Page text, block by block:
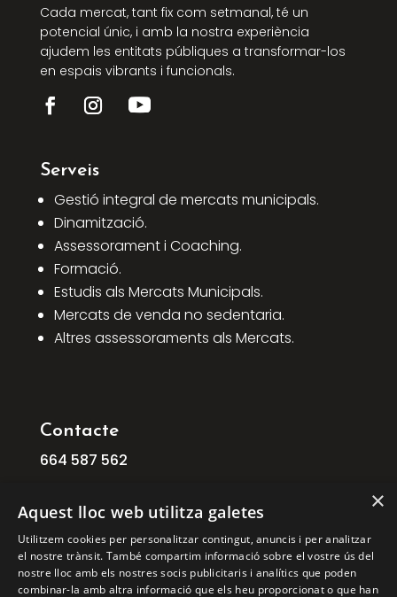
Cada mercat, tant fix com setmanal, té un
potencial únic, i amb la nostra experiència
ajudem les entitats públiques a transformar-los
en espais vibrants i funcionals.
Serveis
Gestió integral de mercats municipals.
Dinamització.
Assessorament i Coaching.
Formació.
Estudis als Mercats Municipals.
Mercats de venda no sedentaria.
Altres assessoraments als Mercats.
Contacte
664 587 562
C/ Mogoda, 1 08210 Barberà del Vallès
Barcelona
C/ Aribau, 168, 1º 1ª 08036 BARCELONA
×
Aquest lloc web utilitza galetes
Utilitzem cookies per personalitzar contingut, anuncis i per analitzar
el nostre trànsit. També compartim informació sobre el vostre ús del
nostre lloc amb els nostres socis publicitaris i analítics que poden
combinar-la amb altra informació que els heu proporcionat o que han